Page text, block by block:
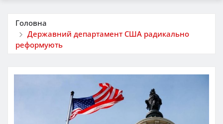
Головна
Державний департамент США радикально
реформують